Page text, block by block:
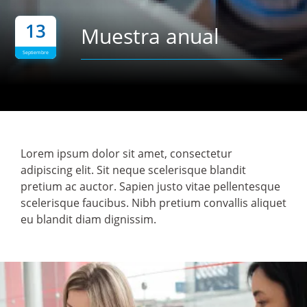
13
Septiembre
Muestra anual
Lorem ipsum dolor sit amet, consectetur
adipiscing elit. Sit neque scelerisque blandit
pretium ac auctor. Sapien justo vitae pellentesque
scelerisque faucibus. Nibh pretium convallis aliquet
eu blandit diam dignissim.